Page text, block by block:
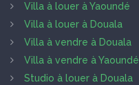
Villa à louer à Yaoundé
Villa à louer à Douala
Villa à vendre à Douala
Villa à vendre à Yaoundé
Studio à louer à Douala